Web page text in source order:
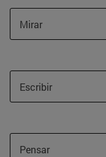
Mirar
Escribir
Pensar